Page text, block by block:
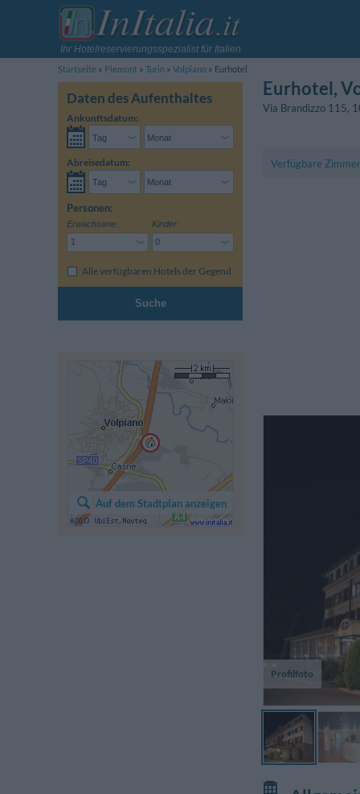
Ihr Hotelreservierungsspezialist für Italien
Startseite
Piemont Turin Volpiano Eurhotel
Daten des Aufenthaltes
Ankunftsdatum:
Abreisedatum:
Personen:
Erwachsene: Kinder:
Alle verfügbaren Hotels der Gegend
Suche
Eurhotel,
Via Brandizzo 115,
Verfügbare Zimmer
Profilfoto
Auf dem Stadtplan anzeigen